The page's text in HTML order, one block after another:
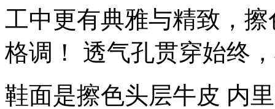
工中更有典雅与精致，
格调！ 透气孔贯穿始终
鞋面是擦色头层牛皮 内